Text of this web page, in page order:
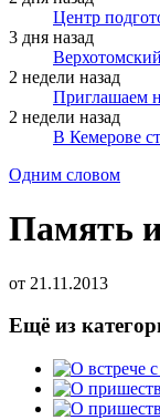
Центр
3 дня назад
2 недели назад
Приглашаем
2 недели назад
В Кемерове
Одним словом
Память
от 21.11.2013
Ещё из